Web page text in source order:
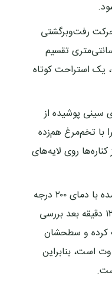
رفت‌وبرگشتی
رول را به حلقه‌های ۲ تا ۳ سانتی‌متری تقسیم
یک استراحت کوتاه
سینی پوشیده از
با تخم‌مرغ هم‌زده
روی لایه‌های
رولت‌ها را در فر از قبل گرم‌شده با دمای ۲۰۰ درجه
سانتی‌گراد قرار دهید. حدود ۱۰ تا ۱۲ دقیقه بعد بررسی
کرده و سطحشان
است، بنابراین